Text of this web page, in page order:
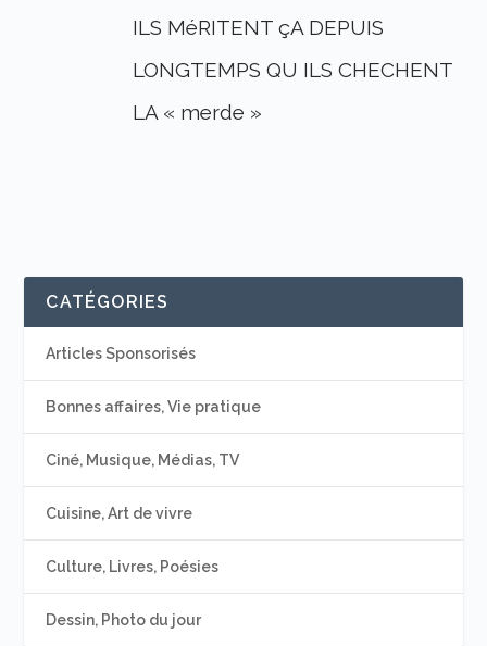
ILS MéRITENT çA DEPUIS
LONGTEMPS QU ILS CHECHENT
LA « merde »
CATÉGORIES
Articles Sponsorisés
Bonnes affaires, Vie pratique
Ciné, Musique, Médias, TV
Cuisine, Art de vivre
Culture, Livres, Poésies
Dessin, Photo du jour